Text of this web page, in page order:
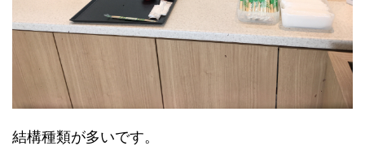
結構種類が多いです。